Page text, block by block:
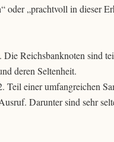
oder „prachtvoll in dieser
Reichsbanknoten sind
deren Seltenheit.
Teil einer umfangreichen
Darunter sind sehr